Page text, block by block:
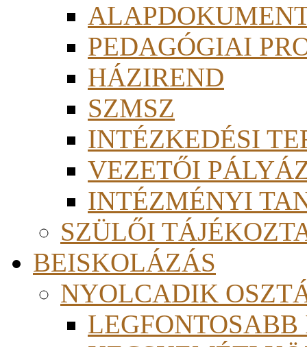
PEDAGÓGIAI
HÁZIREND
SZMSZ
INTÉZKEDÉSI
VEZETŐI
INTÉZMÉNYI
SZÜLŐI
BEISKOLÁZÁS
NYOLCADIK